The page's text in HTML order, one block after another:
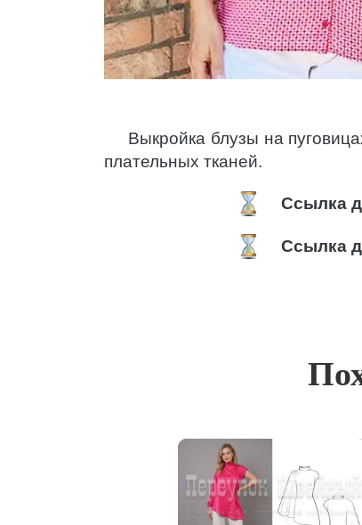
Выкройка блузы на
плательных тканей.
Ссылка
Ссылка